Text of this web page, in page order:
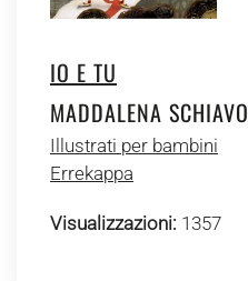
IO E TU
MADDALENA SCHIAVO
Illustrati per bambini
Errekappa
Visualizzazioni: 1357